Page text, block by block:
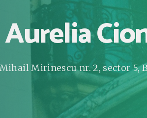
Aurelia
Mirinescu nr. 2, sector 5,